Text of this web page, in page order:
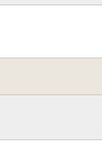
を深く理